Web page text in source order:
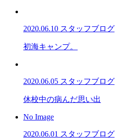
2020.06.10 スタッフブログ
初海キャンプ。
2020.06.05 スタッフブログ
休校中の病んだ思い出
No Image
2020.06.01 スタッフブログ